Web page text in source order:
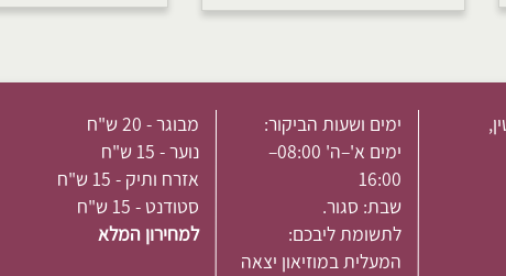
ימים ושעות הביקור:
​ימים א'–ה' 08:00–
16:00
שבת: סגור. ​
לתשומת ליבכם:
המעלית במוזיאון יצאה
מבוגר - 20 ש"ח
נוער - 15 ש"ח
אזרח ותיק - 15 ש"ח
סטודנט - 15 ש"ח
למחירון המלא